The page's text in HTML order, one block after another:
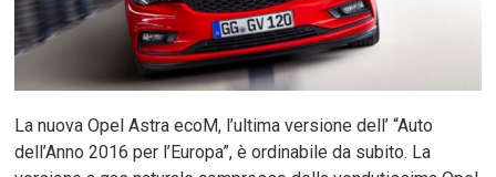
La nuova Opel Astra ecoM, l’ultima versione dell’ “Auto
dell’Anno 2016 per l’Europa”, è ordinabile da subito. La